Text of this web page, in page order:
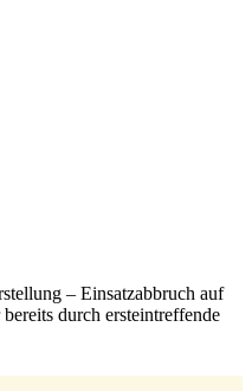
– Einsatzabbruch auf
durch ersteintreffende